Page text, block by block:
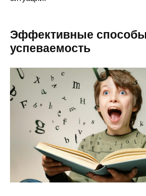
Эффективные
успеваемость